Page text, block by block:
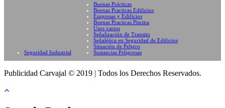
Seguridad Industrial
Buenas Prácticas
Buenas Practicas Edificios
Empresas y Edificios
Buenas Practicas Piscina
Usos varios
Señalización de Transito
Señalética en Seguridad de Edificios
Situación de Peligro
Sustancias Peligrosas
Publicidad Carvajal © 2019 | Todos los Derechos Reservados.